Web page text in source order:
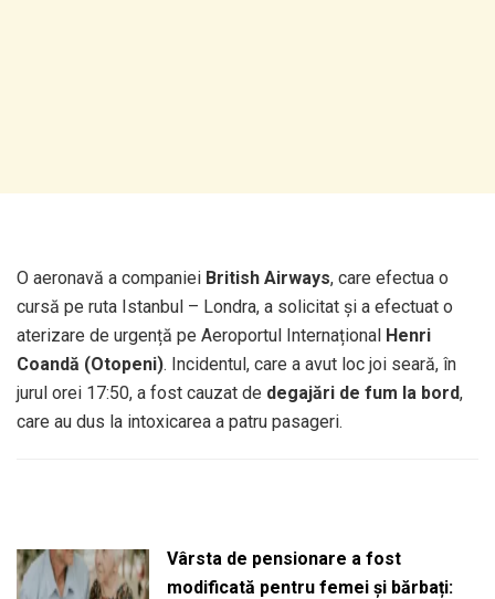
O aeronavă a companiei British Airways, care efectua o
cursă pe ruta Istanbul – Londra, a solicitat și a efectuat o
aterizare de urgență pe Aeroportul Internațional Henri
Coandă (Otopeni). Incidentul, care a avut loc joi seară, în
jurul orei 17:50, a fost cauzat de degajări de fum la bord,
care au dus la intoxicarea a patru pasageri.
Vârsta de pensionare a fost
modificată pentru femei și bărbați: